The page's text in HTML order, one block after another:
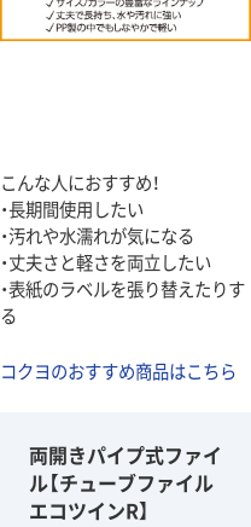
こんな人におすすめ！
・長期間使用したい
・汚れや水濡れが気になる
・丈夫さと軽さを両立したい
・表紙のラベルを張り替えたりす
る
コクヨのおすすめ商品はこちら
両開きパイプ式ファイ
ル【チューブファイル
エコツインR】